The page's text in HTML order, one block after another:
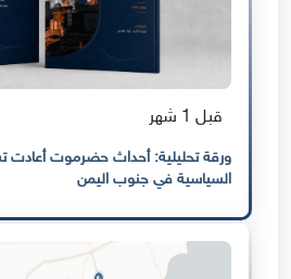
قبل 1 شهر
ورقة تحليلية: أحداث حضرموت أعادت
السياسية في جنوب اليمن